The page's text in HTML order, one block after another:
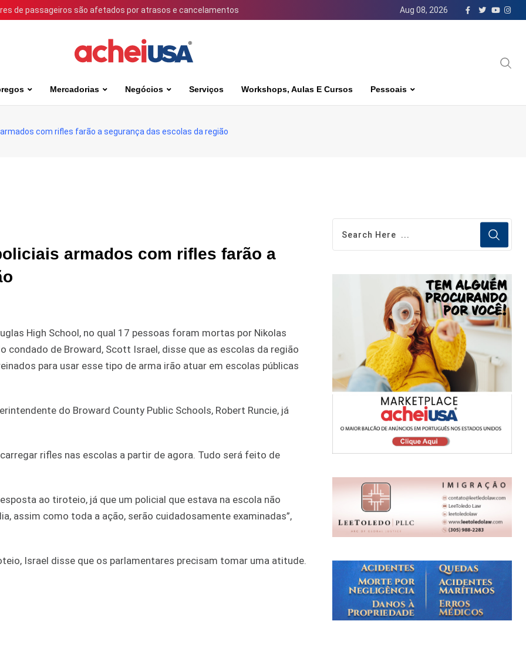
de passageiros são afetados por atrasos e cancelamentos Aug 08, 2026
Mercadorias Negócios Serviços Workshops, Aulas E Cursos Pessoais
com rifles farão a segurança das escolas da região
armados com rifles farão a
High School, no qual 17 pessoas foram mortas por Nikolas
condado de Broward, Scott Israel, disse que as escolas da região
para usar esse tipo de arma irão atuar em escolas públicas
do Broward County Public Schools, Robert Runcie, já
rifles nas escolas a partir de agora. Tudo será feito de
ao tiroteio, já que um policial que estava na escola não
assim como toda a ação, serão cuidadosamente examinadas”,
Israel disse que os parlamentares precisam tomar uma atitude.